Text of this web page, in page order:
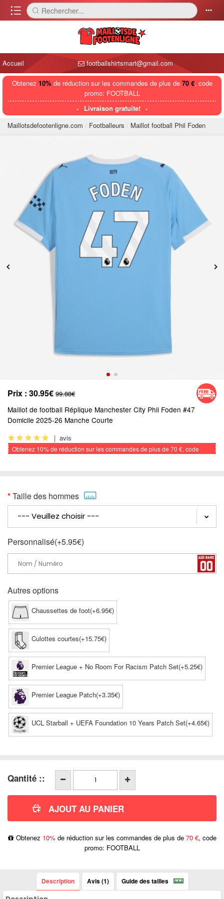
󰈍 󰅼 Rechercher... 󰄒
Accueil footballshirtsmart@gmail.com
Obtenez 10%de réduction sur les commandes de plus de 70 €, code
promo: FOOTBALL
Livraison gratuite!
Maillotsdefootenligne.com
Footballeurs Maillot football Phil Foden
Prix : 30.95€ 99.88€
Maillot de football Réplique Manchester City Phil Foden #47
Domicile 2025-26 Manche Courte
| avis
Obtenez 10%de réduction sur les commandes de plus de 70 €, code
Taille des hommes
Personnalisé(+5.95€)
Autres options
Chaussettes de foot(+6.95€)
Culottes courtes(+15.75€)
Premier League + No Room For Racism Patch Set(+5.25€)
Premier League Patch(+3.35€)
UCL Starball + UEFA Foundation 10 Years Patch Set(+4.65€)
Qantité ::
Obtenez 10% de réduction sur les commandes de plus de 70 €, code
promo: FOOTBALL
Description Avis (1) Guide des tailles